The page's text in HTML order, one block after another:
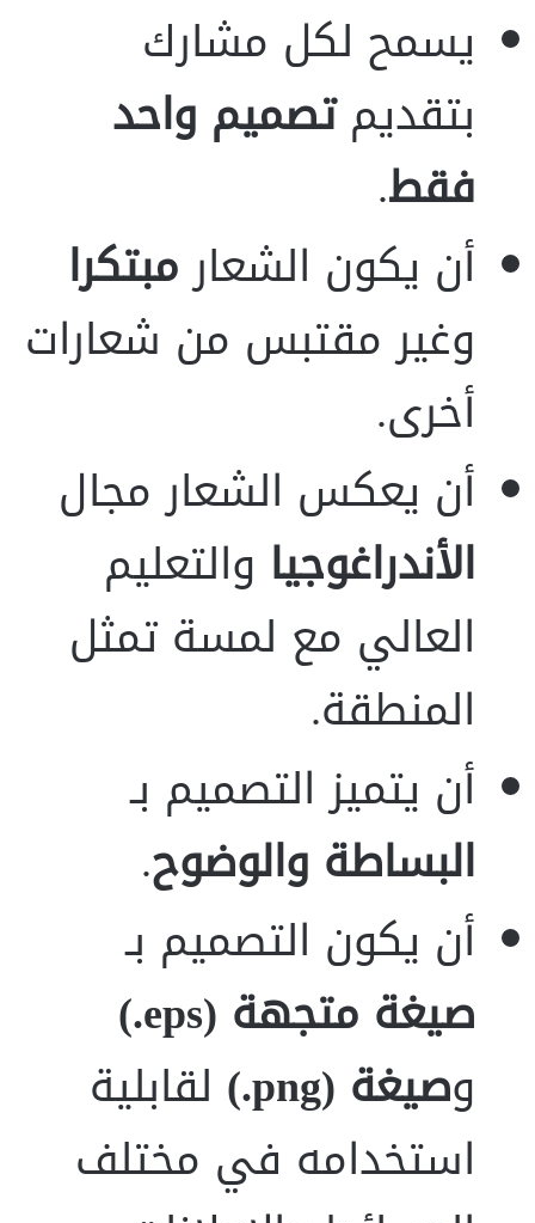
يسمح لكل مشارك
بتقديمتصميم واحد
فقط.
أن يكون الشعارمبتكرا
وغير مقتبس من شعارات
أخرى.
أن يعكس الشعار مجال
الأندراغوجيا والتعليم
العالي مع لمسة تمثل
المنطقة.
أن يتميز التصميم بـ
البساطة والوضوح.
أن يكون التصميم بـ
صيغة متجهة (
eps.)
وصيغة (
png.) لقابلية
استخدامه في مختلف